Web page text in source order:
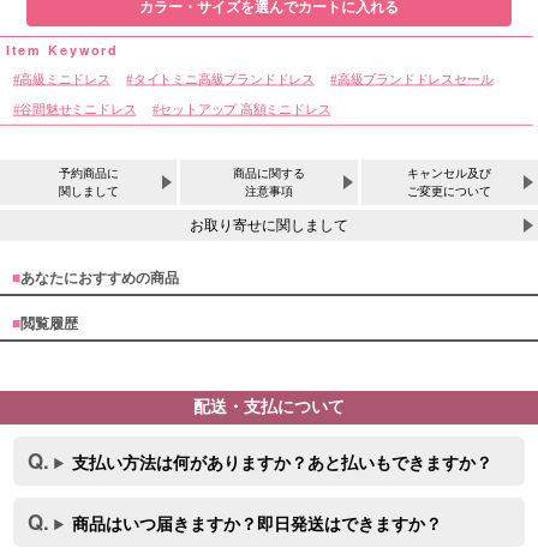
カラー・サイズを選んでカートに入れる
高級ミニドレス タイトミニ高級ブランドドレス
高級ブランドドレスセール
谷間魅せミニドレス
セットアップ 高額ミニドレス
予約商品に
関しまして
商品に関する
注意事項
キャンセル及び
ご変更について
お取り寄せに関しまして
■あなたにおすすめの商品
■閲覧履歴
配送・支払について
支払い方法は何がありますか？あと払いもできますか？
商品はいつ届きますか？即日発送はできますか？